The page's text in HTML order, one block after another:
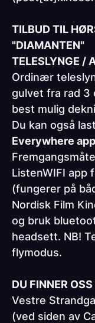
TILBUD TIL
"DIAMANTEN"
TELESLYNGE /
Ordinær
gulvet fra rad 3
best mulig
Du kan også
Everywhere
ListenWIFI app
(fungerer på
Nordisk Film
og bruk
headsett. NB!
flymodus.
DU FINNER OSS
Vestre
(ved siden av